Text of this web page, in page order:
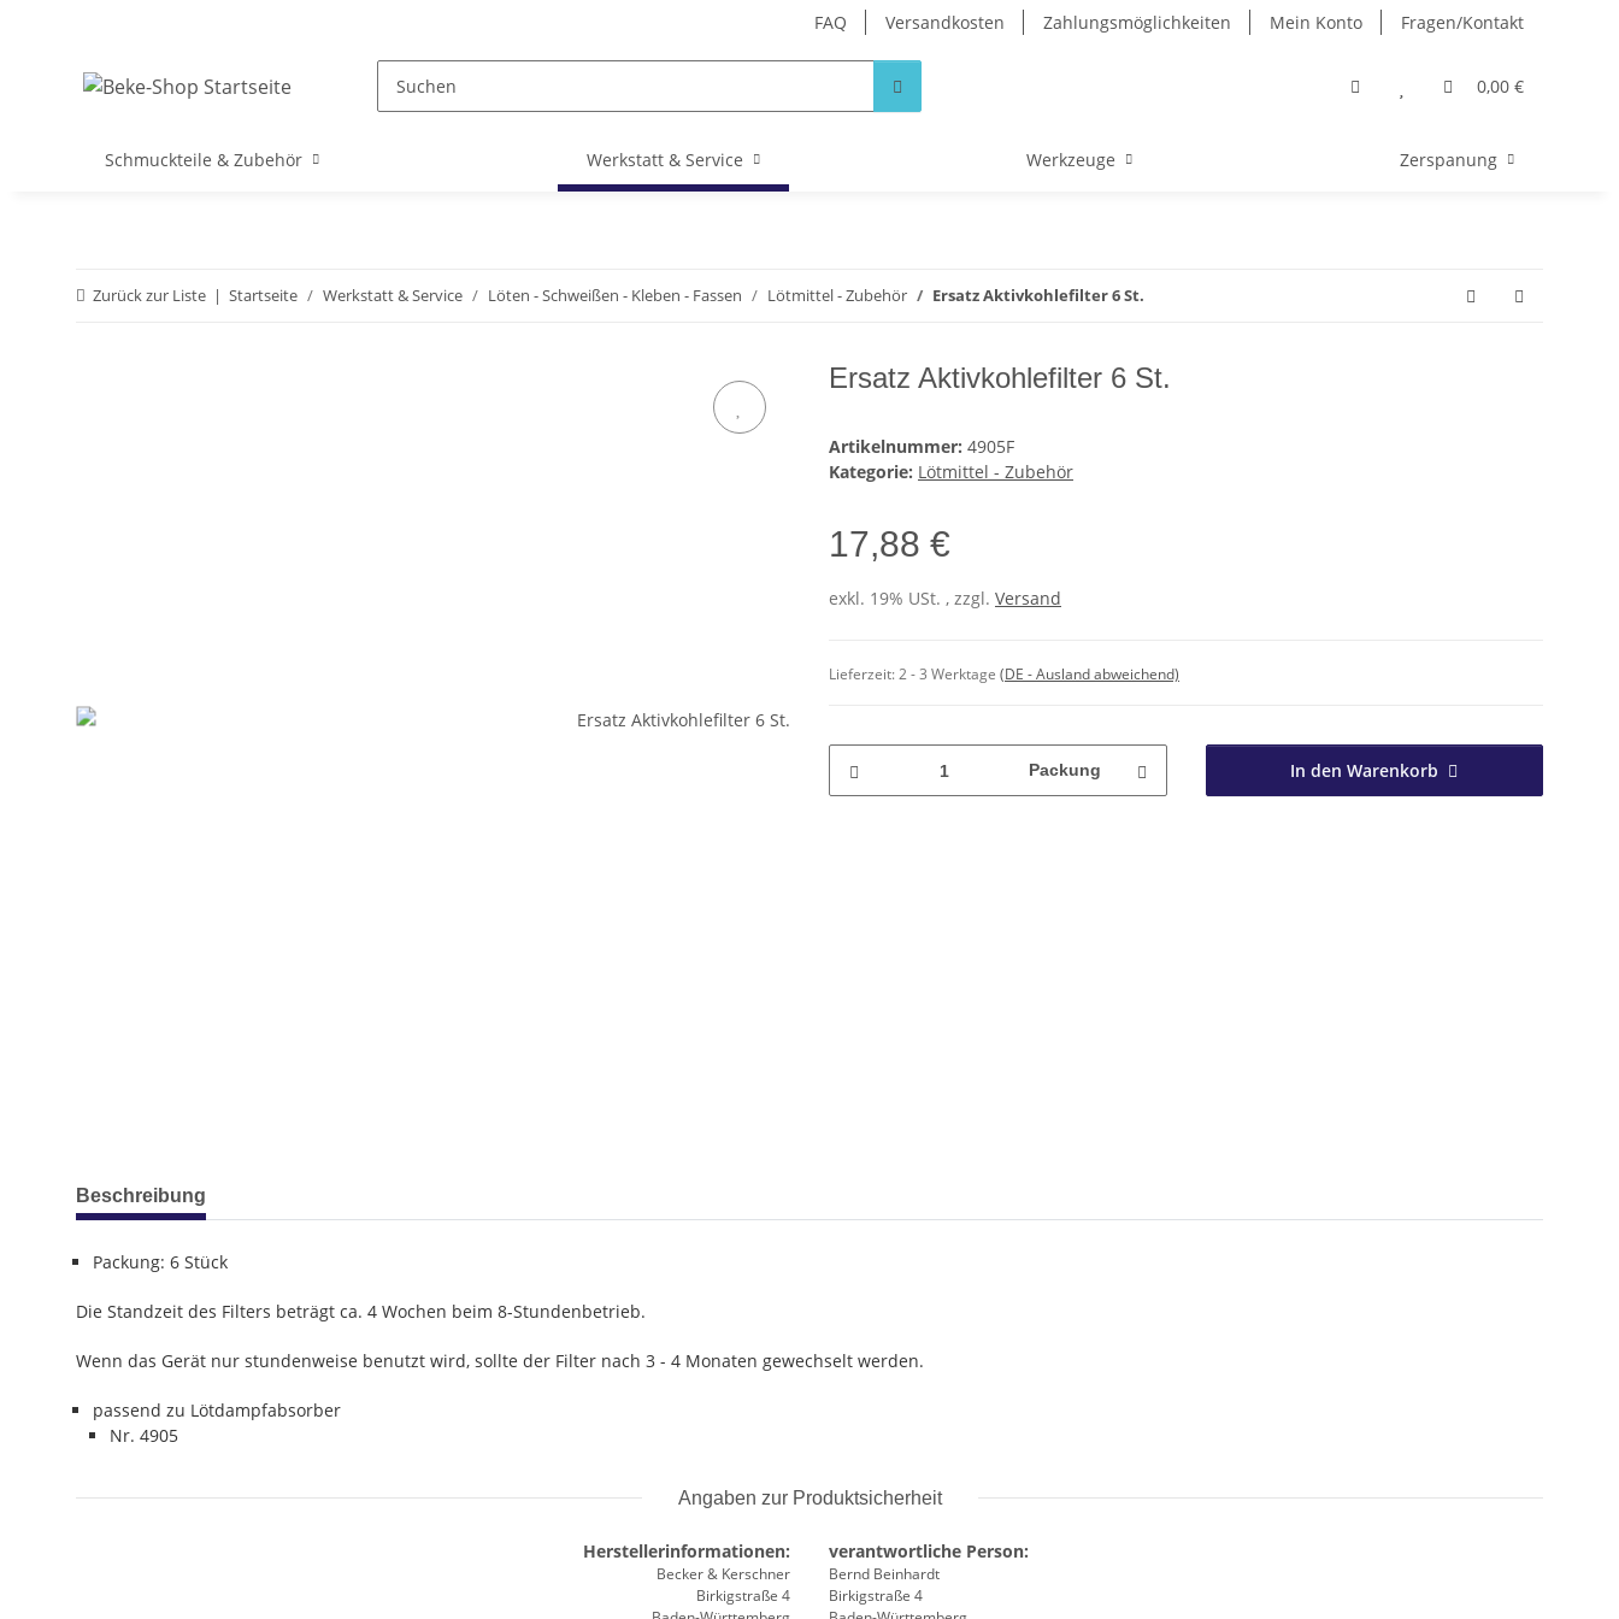
FAQ Versandkosten Zahlungsmöglichkeiten Mein Konto Fragen/Kontakt
0,00 €
Schmuckteile & Zubehör Werkstatt & Service Werkzeuge Zerspanung
Zurück zur Liste Startseite Werkstatt & Service Löten - Schweißen - Kleben - Fassen Lötmittel - Zubehör Ersatz Aktivkohlefilter 6 St.
Ersatz Aktivkohlefilter 6 St.
Artikelnummer: 4905F
Kategorie: Lötmittel - Zubehör
17,88 €
exkl. 19% USt. , zzgl. Versand
Lieferzeit:2 - 3 Werktage (DE - Ausland abweichend)
Packung In den Warenkorb
weitere Registerkarten anzeigen
Beschreibung
Packung: 6 Stück
Die Standzeit des Filters beträgt ca. 4 Wochen beim 8-Stundenbetrieb.
Wenn das Gerät nur stundenweise benutzt wird, sollte der Filter nach 3 - 4 Monaten gewechselt werden.
passend zu Lötdampfabsorber
Nr. 4905
Angaben zur Produktsicherheit
Herstellerinformationen:
Becker & Kerschner
Birkigstraße 4
verantwortliche Person:
Bernd Beinhardt
Birkigstraße 4